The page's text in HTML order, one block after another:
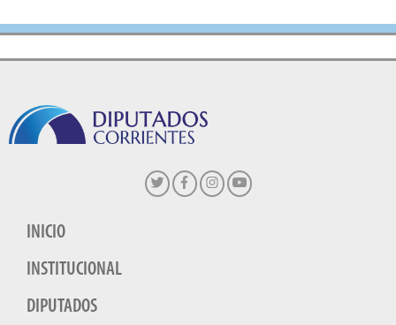
INICIO
INSTITUCIONAL
DIPUTADOS